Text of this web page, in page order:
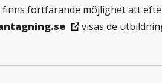
finns fortfarande möjlighet att
visas de